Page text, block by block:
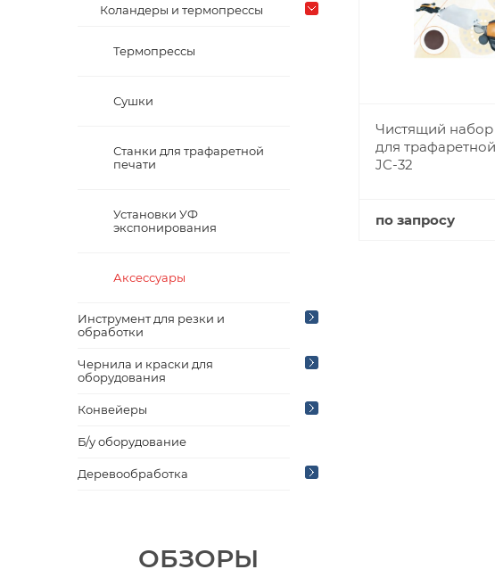
Коландеры и термопрессы
Термопрессы
Сушки
Станки для трафаретной
печати
Установки УФ
экспонирования
Аксессуары
Инструмент для резки и
обработки
Чернила и краски для
оборудования
Конвейеры
Б/у оборудование
Деревообработка
ОБЗОРЫ
Чистящий набор
для
JC-32
по запросу